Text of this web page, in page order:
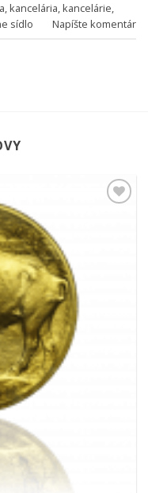
,kancelária,kancelárie,
sídlo Napíšte komentár